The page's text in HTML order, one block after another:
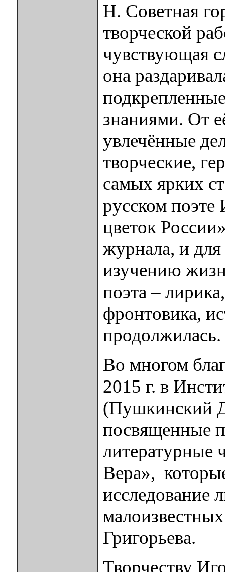
Н. Советная
творческой
чувствующая
она
знаниями. От
увлечённые
творческие,
самых ярких
русском поэте
цветок
журнала, и
изучению
поэта –
фронтовика,
продолжилась.
Во многом
2015 г. в
(Пушкинский
посвященные
литературные
Вера»,
исследование
Григорьева.
Творчеству